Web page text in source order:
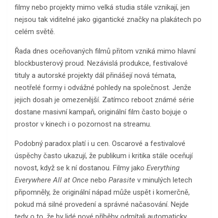
filmy nebo projekty mimo velká studia stále vznikají, jen
nejsou tak viditelné jako gigantické značky na plakátech po
celém světě.
Řada dnes oceňovaných filmů přitom vzniká mimo hlavní
blockbusterový proud. Nezávislá produkce, festivalové
tituly a autorské projekty dál přinášejí nová témata,
neotřelé formy i odvážné pohledy na společnost. Jenže
jejich dosah je omezenější. Zatímco reboot známé série
dostane masivní kampaň, originální film často bojuje o
prostor v kinech i o pozornost na streamu.
Podobný paradox platí i u cen. Oscarové a festivalové
úspěchy často ukazují, že publikum i kritika stále oceňují
novost, když se k ní dostanou. Filmy jako Everything
Everywhere All at Once nebo Parasite v minulých letech
připomněly, že originální nápad může uspět i komerčně,
pokud má silné provedení a správné načasování. Nejde